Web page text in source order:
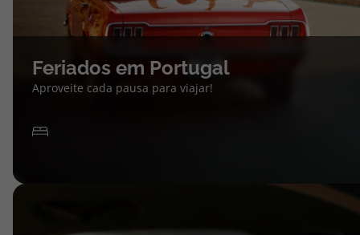
Feriados em Portugal
Aproveite cada pausa para viajar!